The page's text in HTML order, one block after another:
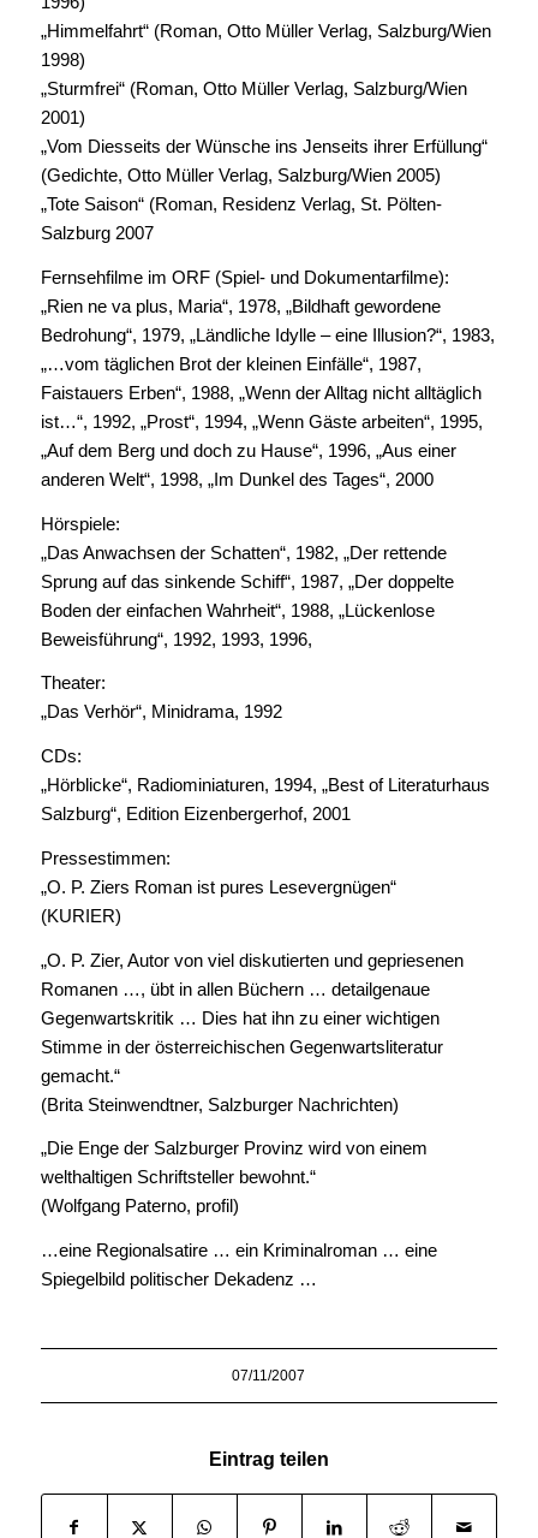
„Himmelfahrt“ (Roman, Otto Müller Verlag, Salzburg/Wien
1998)
„Sturmfrei“ (Roman, Otto Müller Verlag, Salzburg/Wien
2001)
„Vom Diesseits der Wünsche ins Jenseits ihrer Erfüllung“
(Gedichte, Otto Müller Verlag, Salzburg/Wien 2005)
„Tote Saison“ (Roman, Residenz Verlag, St. Pölten-
Salzburg 2007
Fernsehfilme im ORF (Spiel- und Dokumentarfilme):
„Rien ne va plus, Maria“, 1978, „Bildhaft gewordene
Bedrohung“, 1979, „Ländliche Idylle – eine Illusion?“, 1983,
„…vom täglichen Brot der kleinen Einfälle“, 1987,
Faistauers Erben“, 1988, „Wenn der Alltag nicht alltäglich
ist…“, 1992, „Prost“, 1994, „Wenn Gäste arbeiten“, 1995,
„Auf dem Berg und doch zu Hause“, 1996, „Aus einer
anderen Welt“, 1998, „Im Dunkel des Tages“, 2000
Hörspiele:
„Das Anwachsen der Schatten“, 1982, „Der rettende
Sprung auf das sinkende Schiff“, 1987, „Der doppelte
Boden der einfachen Wahrheit“, 1988, „Lückenlose
Beweisführung“, 1992, 1993, 1996,
Theater:
„Das Verhör“, Minidrama, 1992
CDs:
„Hörblicke“, Radiominiaturen, 1994, „Best of Literaturhaus
Salzburg“, Edition Eizenbergerhof, 2001
Pressestimmen:
„O. P. Ziers Roman ist pures Lesevergnügen“
(KURIER)
„O. P. Zier, Autor von viel diskutierten und gepriesenen
Romanen …, übt in allen Büchern … detailgenaue
Gegenwartskritik … Dies hat ihn zu einer wichtigen
Stimme in der österreichischen Gegenwartsliteratur
gemacht.“
(Brita Steinwendtner, Salzburger Nachrichten)
„Die Enge der Salzburger Provinz wird von einem
welthaltigen Schriftsteller bewohnt.“
(Wolfgang Paterno, profil)
…eine Regionalsatire … ein Kriminalroman … eine
Spiegelbild politischer Dekadenz …
07/11/2007
Eintrag teilen